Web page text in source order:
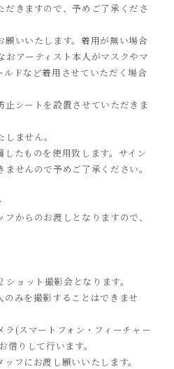
だきますので、予めご了承くださ
願いいたします。着用が無い場合
おアーティスト本人がマスクやマ
ルドなど着用させていただく場合
止シートを設置させていただきま
ません。
したものを使用致します。サイン
ませんので予めご了承ください。
フからのお渡しとなりますので、
2 ショット撮影会となります。
のみを撮影することはできませ
ラ (スマートフォン・フィーチャー
借りして行います。
フにお渡し願いいたします。